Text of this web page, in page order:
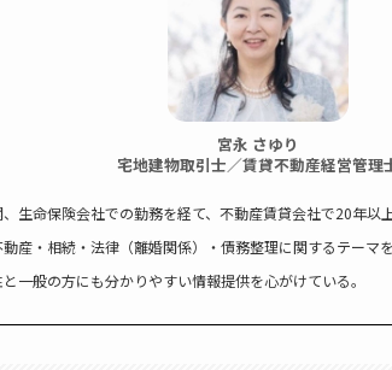
宮永 さゆり
宅地建物取引士／賃貸不動産経営管理
生命保険会社での勤務を経て、不動産賃貸会社で20年以
産・相続・法律（離婚関係）・債務整理に関するテーマ
一般の方にも分かりやすい情報提供を心がけている。